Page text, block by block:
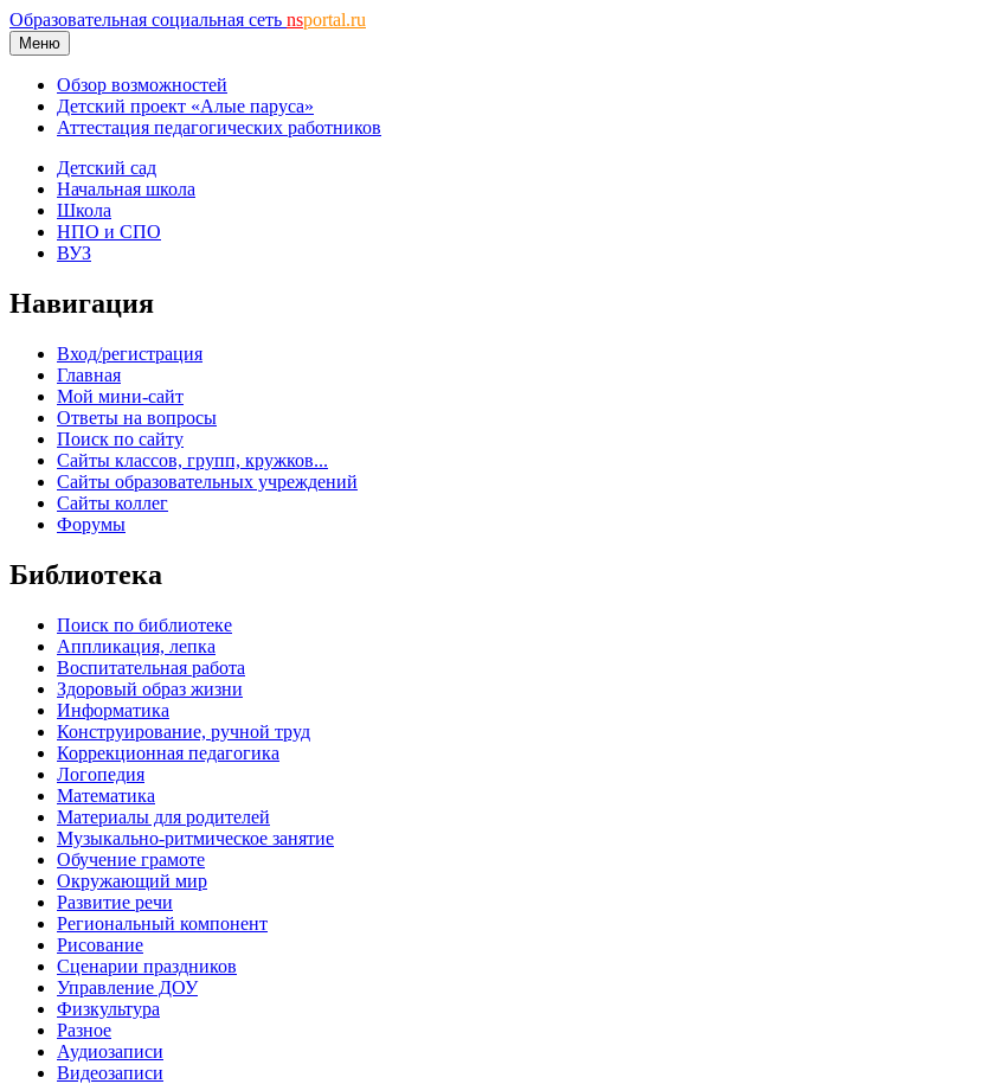
Образовательная социальная сеть nsportal.ru
Меню
Обзор возможностей
Детский проект «Алые паруса»
Аттестация педагогических работников
Детский сад
Начальная школа
Школа
НПО и СПО
ВУЗ
Навигация
Вход/регистрация
Главная
Мой мини-сайт
Ответы на вопросы
Поиск по сайту
Сайты классов, групп, кружков...
Сайты образовательных учреждений
Сайты коллег
Форумы
Библиотека
Поиск по библиотеке
Аппликация, лепка
Воспитательная работа
Здоровый образ жизни
Информатика
Конструирование, ручной труд
Коррекционная педагогика
Логопедия
Математика
Материалы для родителей
Музыкально-ритмическое занятие
Обучение грамоте
Окружающий мир
Развитие речи
Региональный компонент
Рисование
Сценарии праздников
Управление ДОУ
Физкультура
Разное
Аудиозаписи
Видеозаписи